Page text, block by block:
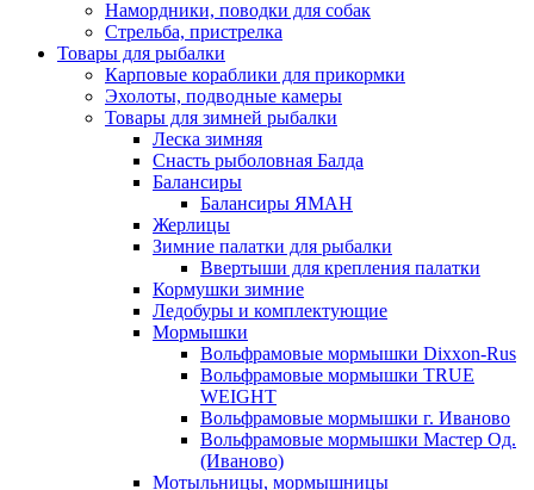
Намордники, поводки для собак
Стрельба, пристрелка
Товары для рыбалки
Карповые кораблики для прикормки
Эхолоты, подводные камеры
Товары для зимней рыбалки
Леска зимняя
Снасть рыболовная Балда
Балансиры
Балансиры ЯМАН
Жерлицы
Зимние палатки для рыбалки
Ввертыши для крепления палатки
Кормушки зимние
Ледобуры и комплектующие
Мормышки
Вольфрамовые мормышки Dixxon-Rus
Вольфрамовые мормышки TRUE
WEIGHT
Вольфрамовые мормышки г. Иваново
Вольфрамовые мормышки Мастер Од.
(Иваново)
Мотыльницы, мормышницы